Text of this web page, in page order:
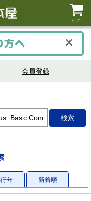
かご
会員登録
年 新着順